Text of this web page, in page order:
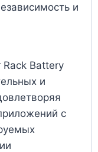
и
Rack Battery
и
с